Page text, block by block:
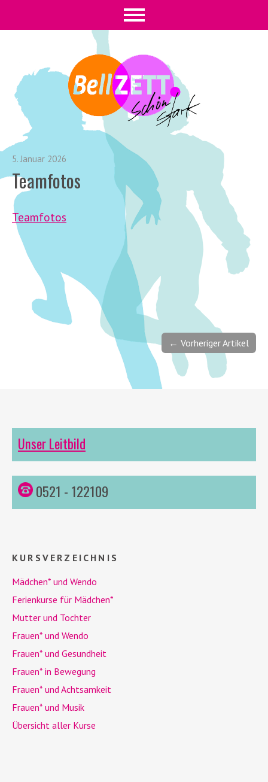
5. Januar 2026
Teamfotos
Teamfotos
← Vorheriger Artikel
Unser Leitbild
0521 - 122109
KURSVERZEICHNIS
Mädchen* und Wendo
Ferienkurse für Mädchen*
Mutter und Tochter
Frauen* und Wendo
Frauen* und Gesundheit
Frauen* in Bewegung
Frauen* und Achtsamkeit
Frauen* und Musik
Übersicht aller Kurse